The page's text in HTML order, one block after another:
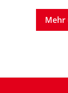
Mehr